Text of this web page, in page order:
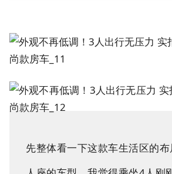
先整体看一下这款车生活区的